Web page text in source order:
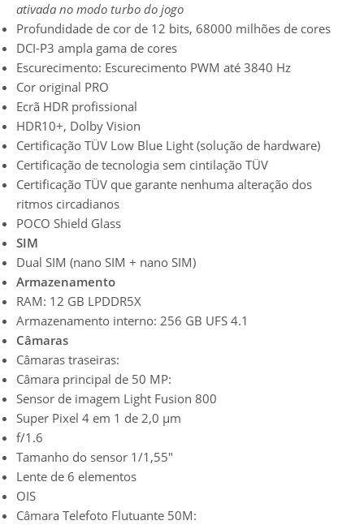
ativada no modo turbo do jogo
Profundidade de cor de 12 bits, 68000 milhões de cores
DCI-P3 ampla gama de cores
Escurecimento: Escurecimento PWM até 3840 Hz
Cor original PRO
Ecrã HDR profissional
HDR10+, Dolby Vision
Certificação TÜV Low Blue Light (solução de hardware)
Certificação de tecnologia sem cintilação TÜV
Certificação TÜV que garante nenhuma alteração dos
ritmos circadianos
POCO Shield Glass
SIM
Dual SIM (nano SIM + nano SIM)
Armazenamento
RAM: 12 GB LPDDR5X
Armazenamento interno: 256 GB UFS 4.1
Câmaras
Câmaras traseiras:
Câmara principal de 50 MP:
Sensor de imagem Light Fusion 800
Super Pixel 4 em 1 de 2,0 µm
f/1.6
Tamanho do sensor 1/1,55″
Lente de 6 elementos
OIS
Câmara Telefoto Flutuante 50M: